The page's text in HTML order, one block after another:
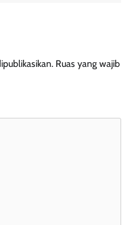
Ruas yang wajib